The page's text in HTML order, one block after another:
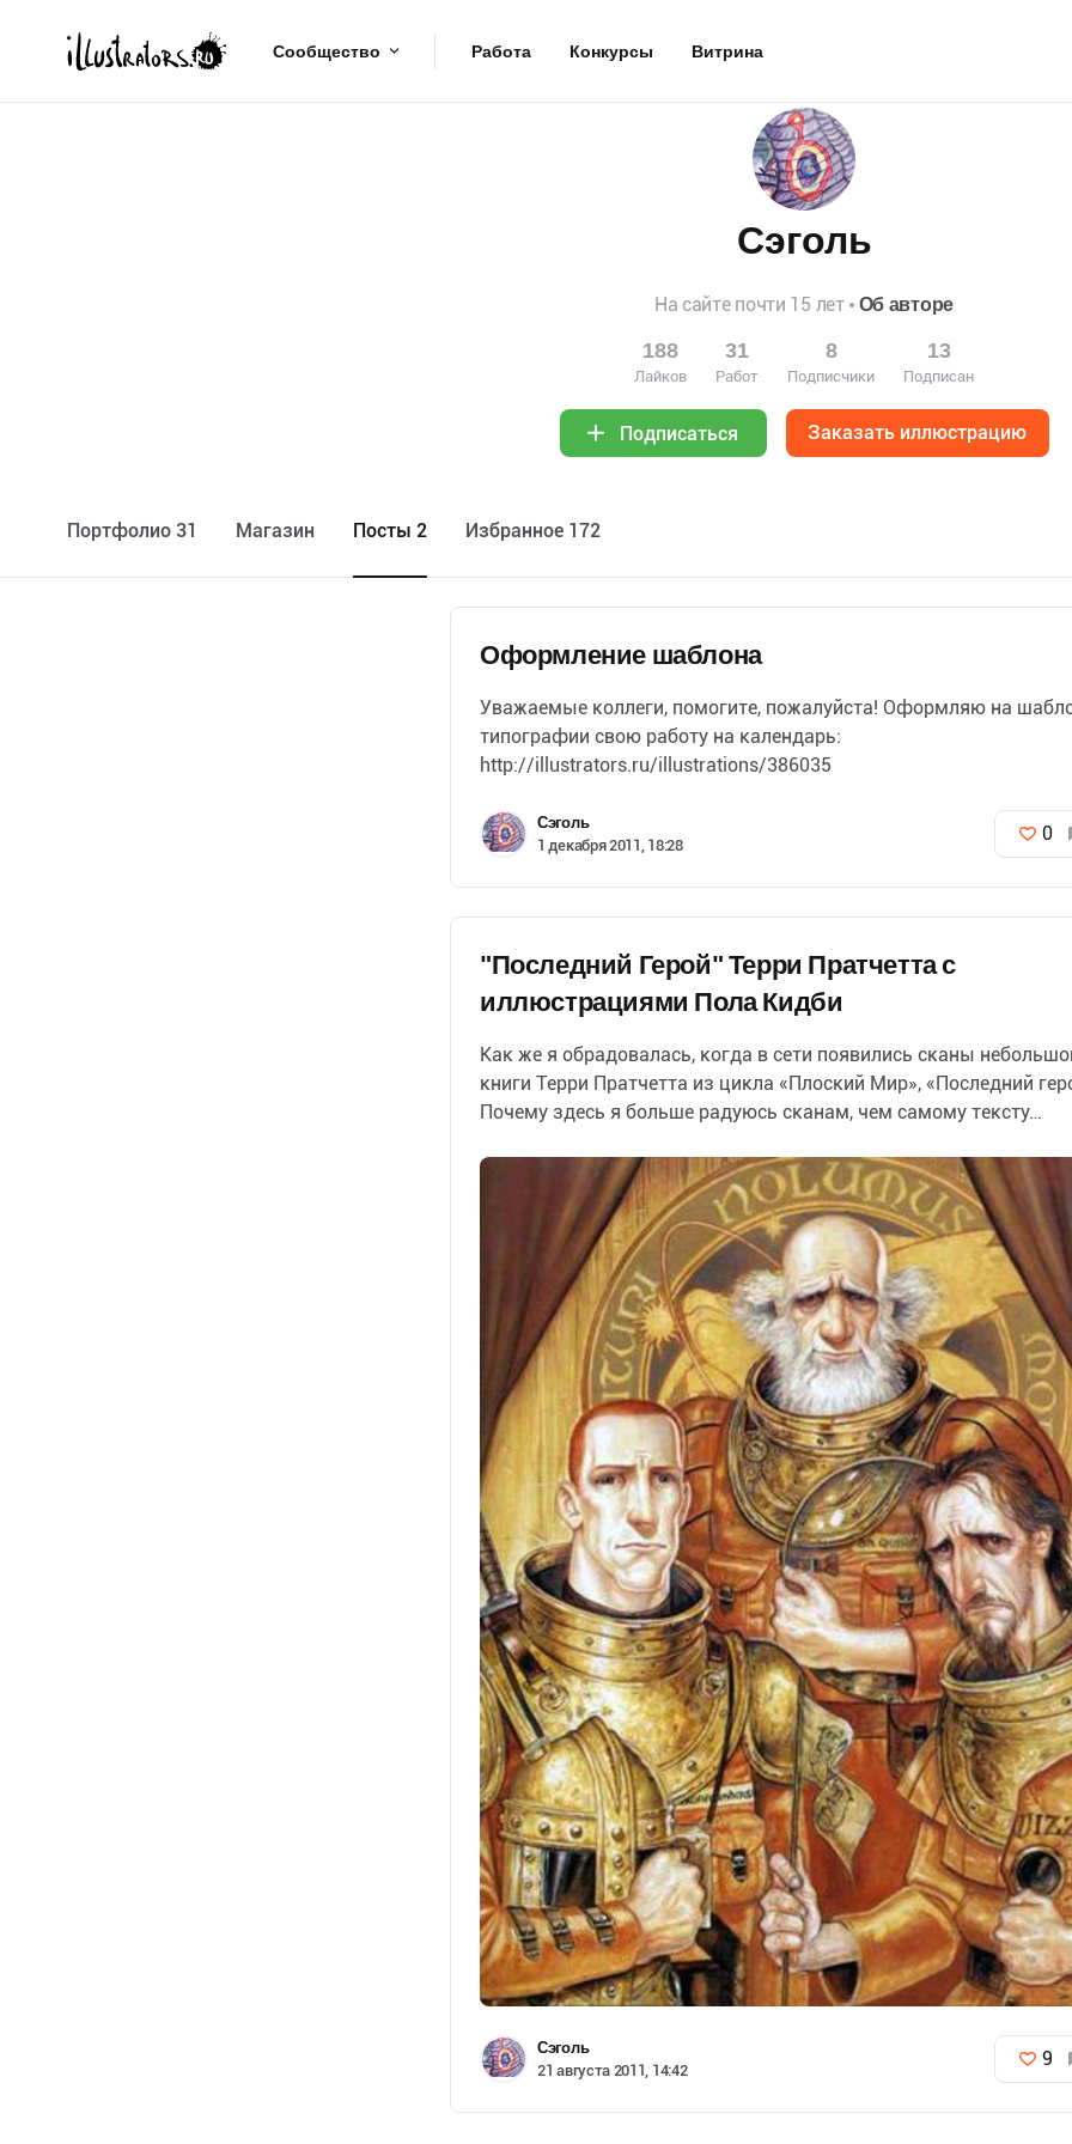
Сообщество Работа Конкурсы Витрина
Сэголь
На сайте почти 15 лет Об авторе
188
Лайков
31
Работ
8
Подписчики
13
Подписан
Подписаться Заказать иллюстрацию
Портфолио 31 Maгазин Посты 2 Избранное 172
Оформление шаблона
Уважаемые коллеги, помогите, пожалуйста! Оформляю на
типографии свою работу на календарь:
http://illustrators.ru/illustrations/386035
Сэголь
1 декабря 2011, 18:28
0
"Последний Герой" Терри Пратчетта с
иллюстрациями Пола Кидби
Как же я обрадовалась, когда в сети появились сканы
книги Терри Пратчетта из цикла «Плоский Мир», «Последний
Почему здесь я больше радуюсь сканам, чем самому тексту…
Сэголь
21 августа 2011, 14:42
9